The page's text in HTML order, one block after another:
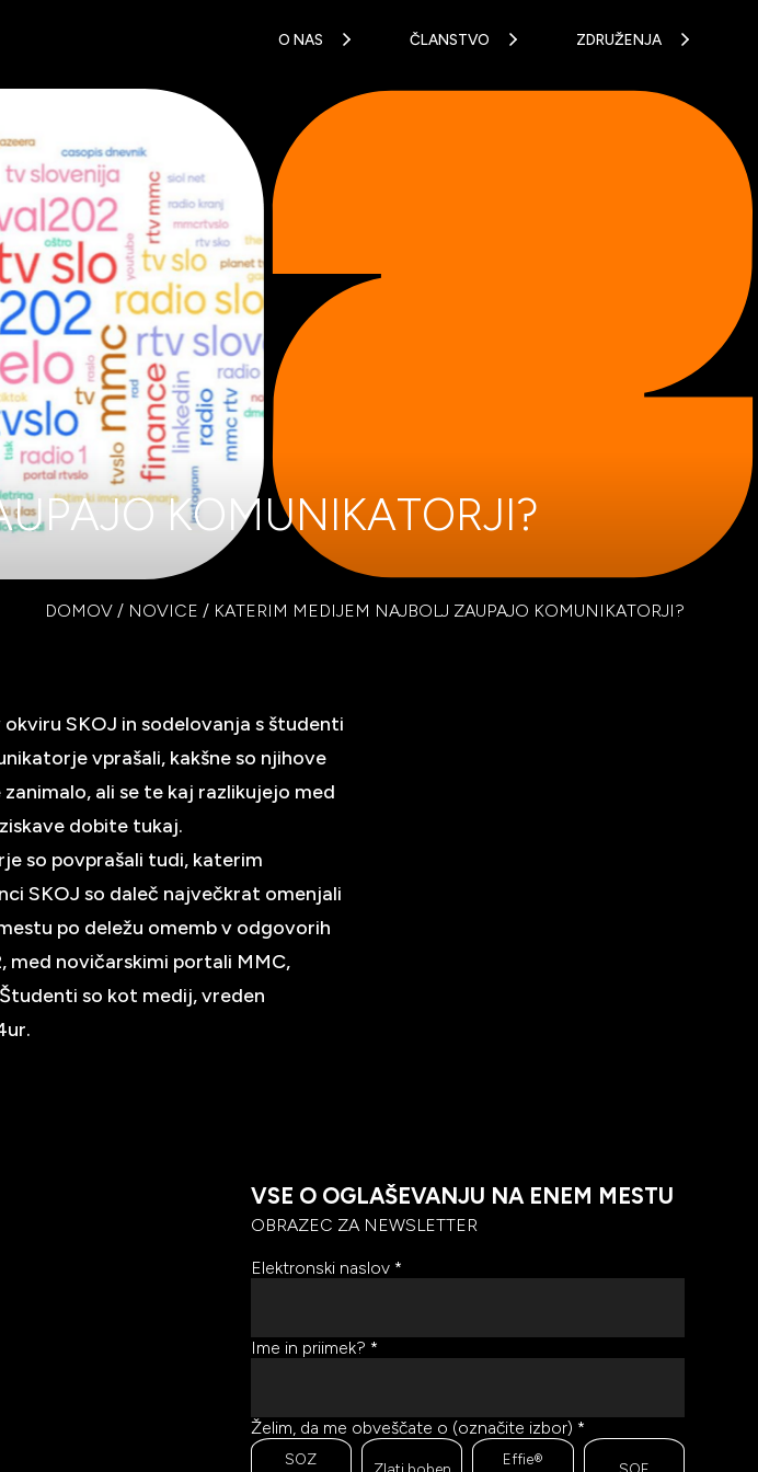
O NAS ČLANSTVO ZDRUŽENJA
KOMUNIKATORJI?
DOMOV/ NOVICE / KATERIM MEDIJEM NAJBOLJ ZAUPAJO KOMUNIKATORJI?
okviru SKOJ in sodelovanja s študenti
vprašali, kakšne so njihove
ali se te kaj razlikujejo med
dobite tukaj.
so povprašali tudi, katerim
SKOJ so daleč največkrat omenjali
po deležu omemb v odgovorih
med novičarskimi portali MMC,
so kot medij, vreden
VSE O OGLAŠEVANJU NA ENEM MESTU
OBRAZEC ZA NEWSLETTER
Elektronski naslov *
Ime in priimek? *
SOZ
Effie®
Želim, da me obveščate o (označite izbor) *